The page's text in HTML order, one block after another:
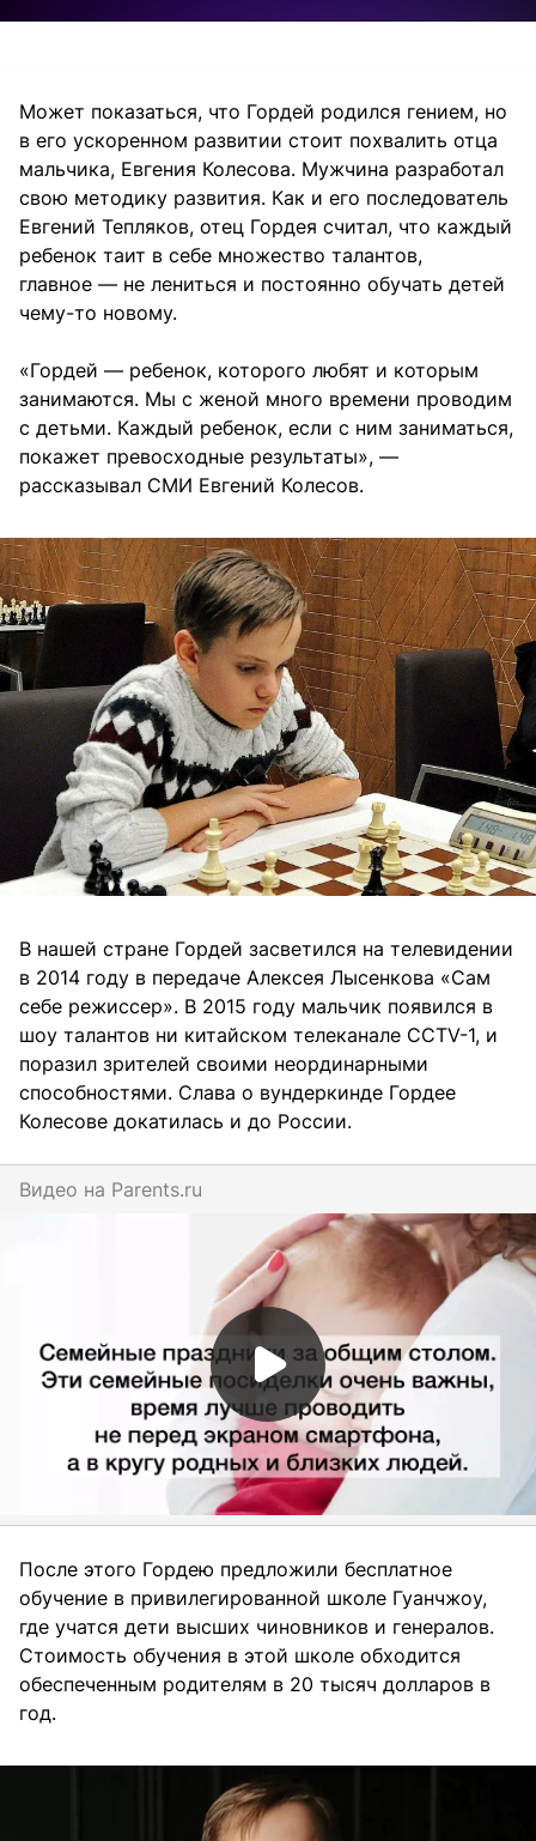
Может показаться, что Гордей родился гением, но
в его ускоренном развитии стоит похвалить отца
мальчика, Евгения Колесова. Мужчина разработал
свою методику развития. Как и его последователь
Евгений Тепляков, отец Гордея считал, что каждый
ребенок таит в себе множество талантов,
главное — не лениться и постоянно обучать детей
чему-то новому.
«Гордей — ребенок, которого любят и которым
занимаются. Мы с женой много времени проводим
с детьми. Каждый ребенок, если с ним заниматься,
покажет превосходные результаты», —
рассказывал СМИ Евгений Колесов.
В нашей стране Гордей засветился на телевидении
в 2014 году в передаче Алексея Лысенкова «Сам
себе режиссер». В 2015 году мальчик появился в
шоу талантов ни китайском телеканале CCTV-1, и
поразил зрителей своими неординарными
способностями. Слава о вундеркинде Гордее
Колесове докатилась и до России.
Видео на parents.ru
После этого Гордею предложили бесплатное
обучение в привилегированной школе Гуанчжоу,
где учатся дети высших чиновников и генералов.
Стоимость обучения в этой школе обходится
обеспеченным родителям в 20 тысяч долларов в
год.